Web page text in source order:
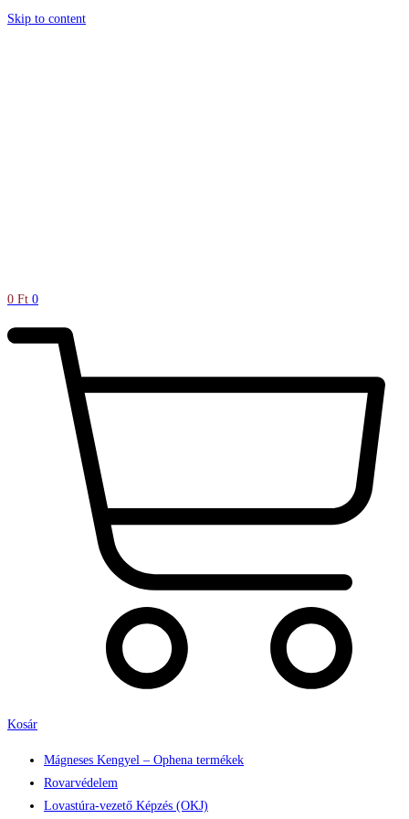
Skip to content
0 Ft 0
Kosár
Mágneses Kengyel – Ophena termékek
Rovarvédelem
Lovastúra-vezető Képzés (OKJ)